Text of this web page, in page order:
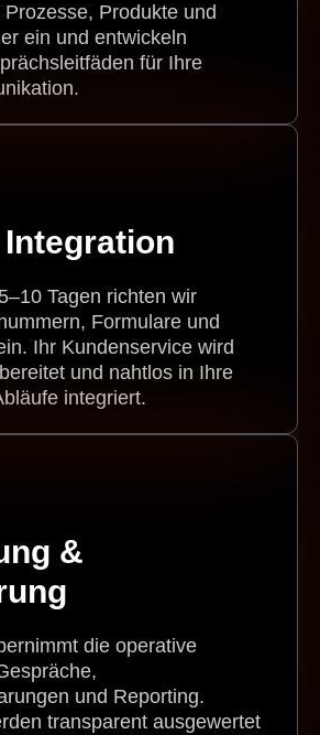
Produkte und
ein und entwickeln
für Ihre
Tagen richten wir
Formulare und
Ihr Kundenservice wird
und nahtlos in Ihre
integriert.
&
die operative
und Reporting.
transparent ausgewertet